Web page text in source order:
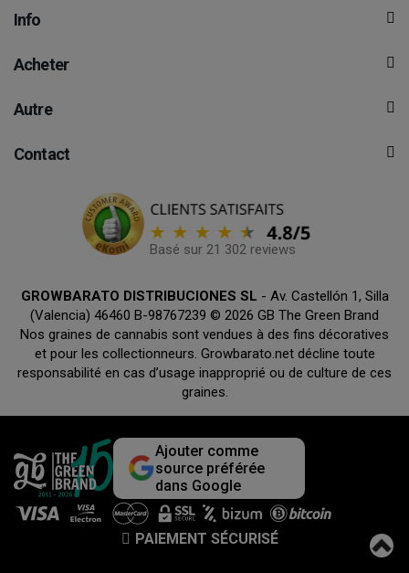
Info
Acheter
Autre
Contact
Basé sur 21 302 reviews
GROWBARATO DISTRIBUCIONES SL - Av. Castellón 1, Silla
(Valencia) 46460 B-98767239 © 2026 GB The Green Brand
Nos graines de cannabis sont vendues à des fins décoratives
et pour les collectionneurs. Growbarato.net décline toute
responsabilité en cas d’usage inapproprié ou de culture de ces
graines.
Ajouter comme
source préférée
dans Google
PAIEMENT SÉCURISÉ